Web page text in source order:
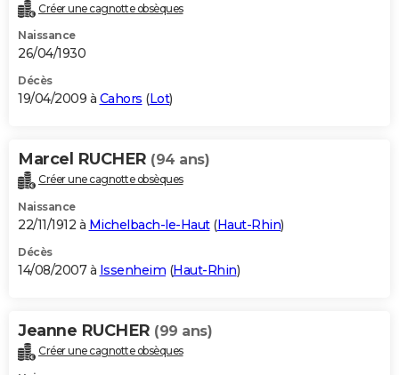
Créer une cagnotte obsèques
Naissance
26/04/1930
Décès
19/04/2009 à Cahors (Lot)
Marcel RUCHER (94 ans)
Créer une cagnotte obsèques
Naissance
22/11/1912 à Michelbach-le-Haut(Haut-Rhin)
Décès
14/08/2007 à Issenheim (Haut-Rhin)
Jeanne RUCHER (99 ans)
Créer une cagnotte obsèques